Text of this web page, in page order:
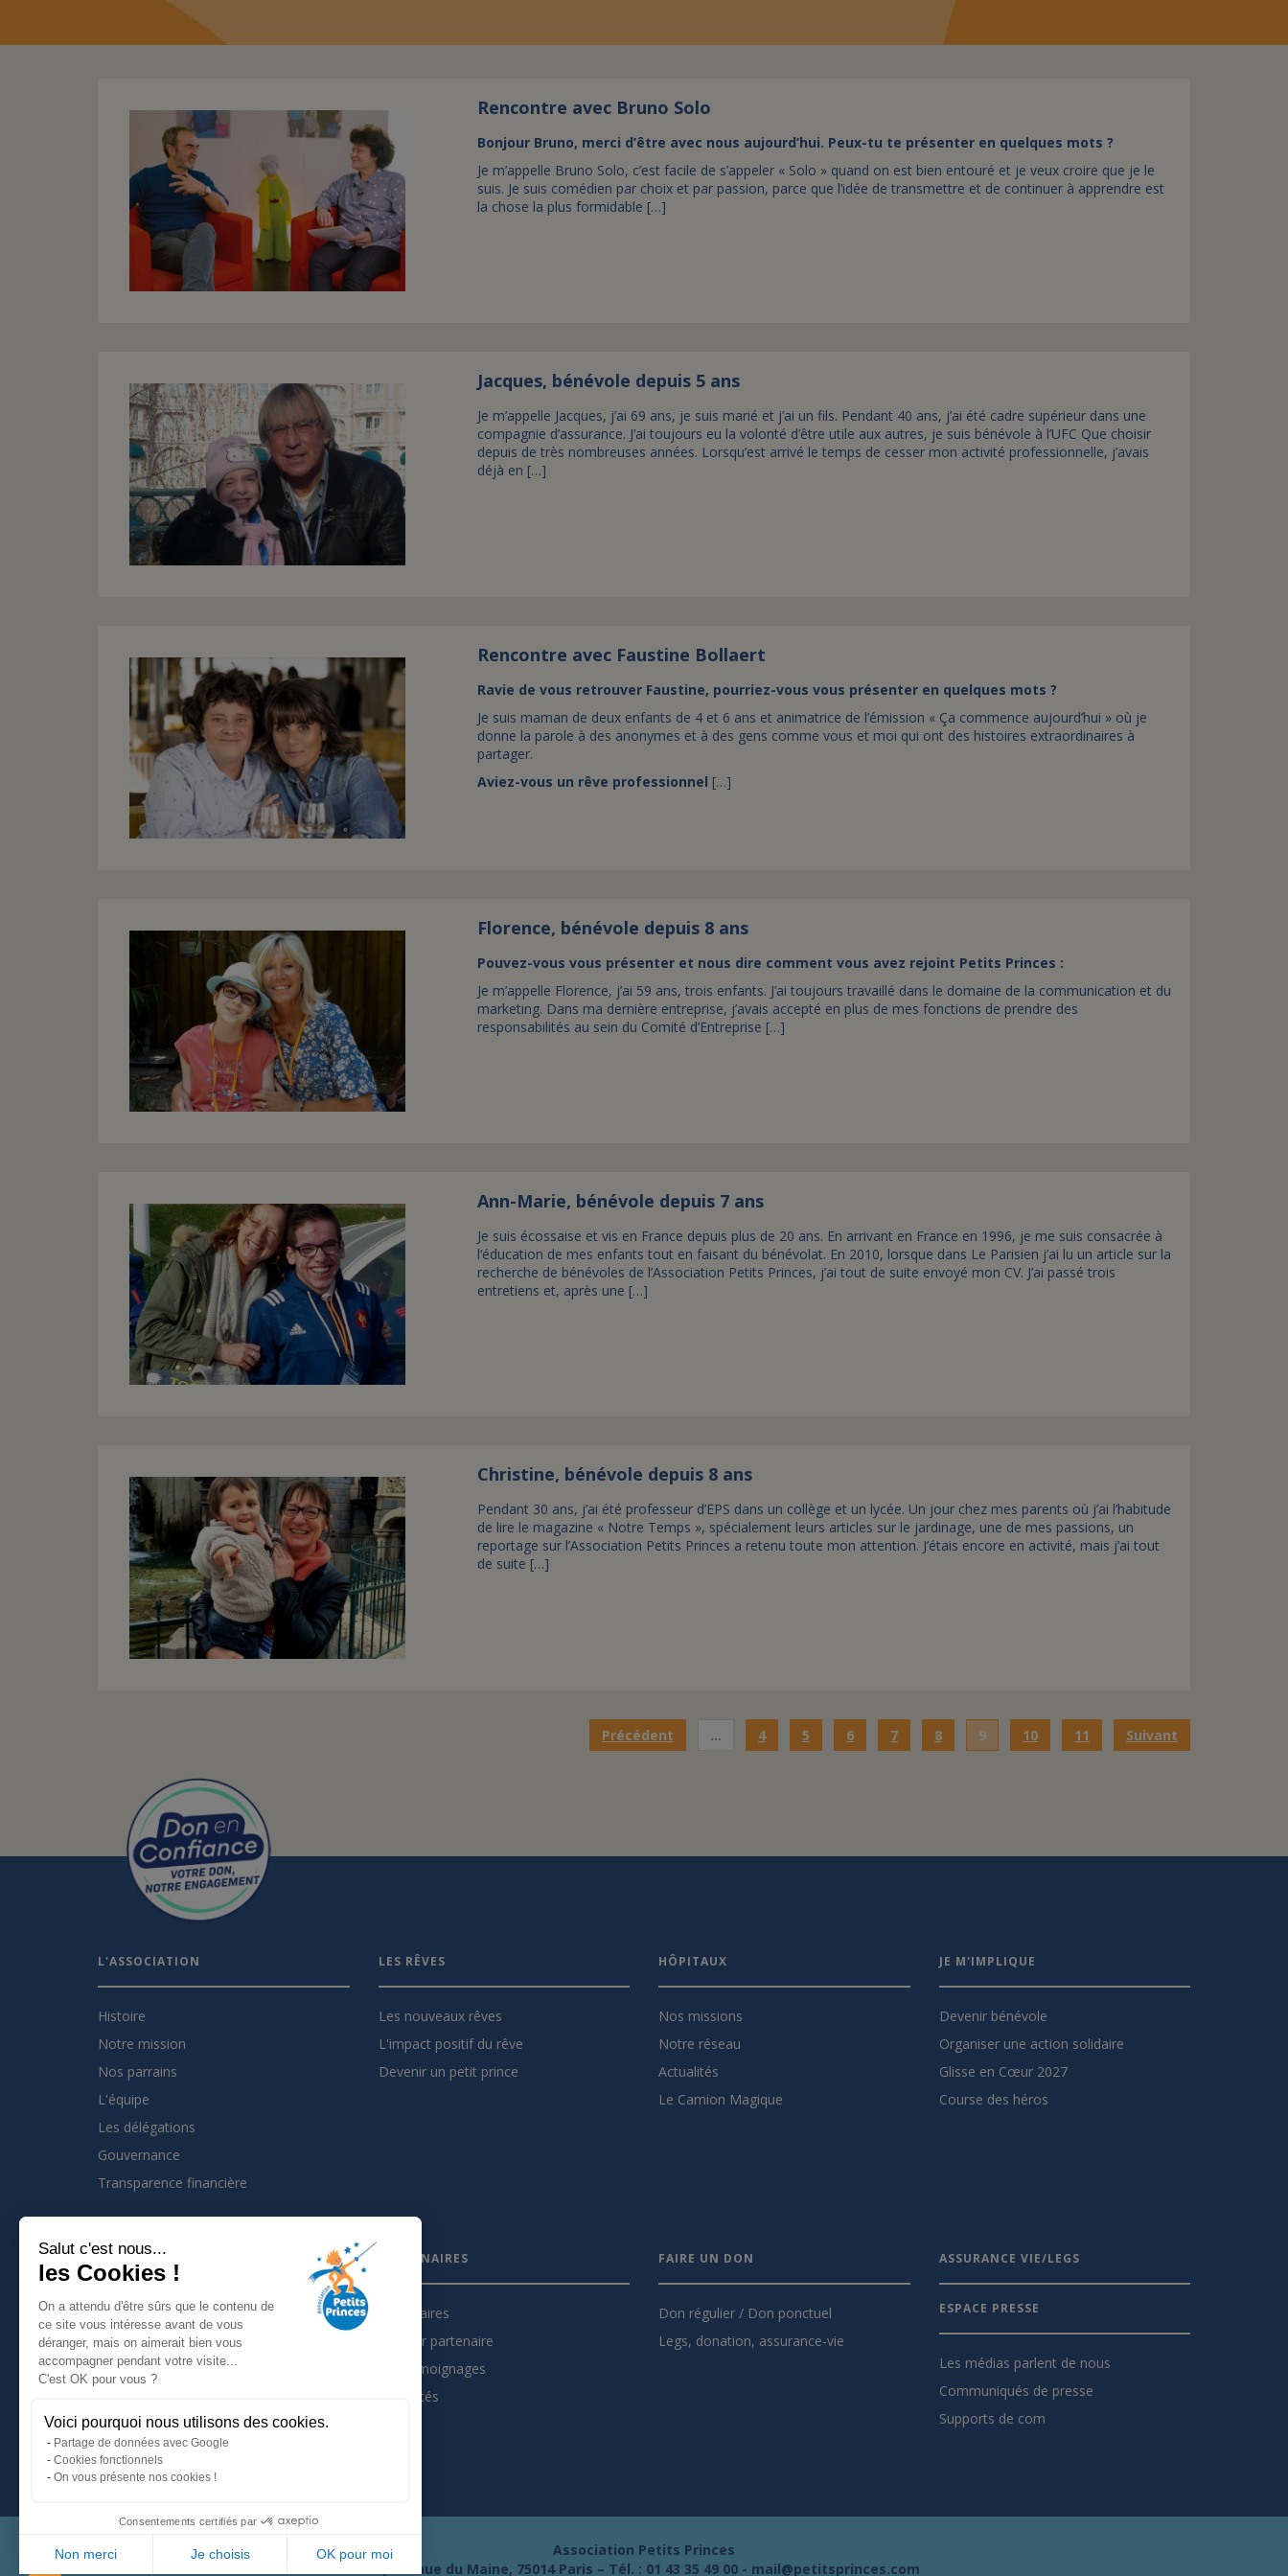
Salut c'est nous...
les Cookies !
On a attendu d'être sûrs que le contenu de
ce site vous intéresse avant de vous
déranger, mais on aimerait bien vous
accompagner pendant votre visite...
C'est OK pour vous ?
Voici pourquoi nous utilisons des cookies.
Partage de données avec Google
Cookies fonctionnels
On vous présente nos cookies !
Consentements certifiés par
Non merci Je choisis OK pour moi
Rencontre avec Bruno Solo
Bonjour Bruno, merci d’être avec nous aujourd’hui. Peux-tu te présenter en quelques mots ?
Je m’appelle Bruno Solo, c’est facile de s’appeler « Solo » quand on est bien entouré et je veux croire que je le
suis. Je suis comédien par choix et par passion, parce que l’idée de transmettre et de continuer à apprendre est
la chose la plus formidable […]
Jacques, bénévole depuis 5 ans
Je m’appelle Jacques, j’ai 69 ans, je suis marié et j’ai un fils. Pendant 40 ans, j’ai été cadre supérieur dans une
compagnie d’assurance. J’ai toujours eu la volonté d’être utile aux autres, je suis bénévole à l’UFC Que choisir
depuis de très nombreuses années. Lorsqu’est arrivé le temps de cesser mon activité professionnelle, j’avais
déjà en […]
Rencontre avec Faustine Bollaert
Ravie de vous retrouver Faustine, pourriez-vous vous présenter en quelques mots ?
Je suis maman de deux enfants de 4 et 6 ans et animatrice de l’émission « Ça commence aujourd’hui » où je
donne la parole à des anonymes et à des gens comme vous et moi qui ont des histoires extraordinaires à
partager.
Aviez-vous un rêve professionnel […]
Florence, bénévole depuis 8 ans
Pouvez-vous vous présenter et nous dire comment vous avez rejoint Petits Princes :
Je m’appelle Florence, j’ai 59 ans, trois enfants. J’ai toujours travaillé dans le domaine de la communication et du
marketing. Dans ma dernière entreprise, j’avais accepté en plus de mes fonctions de prendre des
responsabilités au sein du Comité d’Entreprise […]
Ann-Marie, bénévole depuis 7 ans
Je suis écossaise et vis en France depuis plus de 20 ans. En arrivant en France en 1996, je me suis consacrée à
l’éducation de mes enfants tout en faisant du bénévolat. En 2010, lorsque dans Le Parisien j’ai lu un article sur la
recherche de bénévoles de l’Association Petits Princes, j’ai tout de suite envoyé mon CV. J’ai passé trois
entretiens et, après une […]
Christine, bénévole depuis 8 ans
Pendant 30 ans, j’ai été professeur d’EPS dans un collège et un lycée. Un jour chez mes parents où j’ai l’habitude
de lire le magazine « Notre Temps », spécialement leurs articles sur le jardinage, une de mes passions, un
reportage sur l’Association Petits Princes a retenu toute mon attention. J’étais encore en activité, mais j’ai tout
de suite […]
Précédent … 4 5 6 7 8 9 10 11 Suivant
L'ASSOCIATION
Histoire
Notre mission
Nos parrains
L'équipe
Les délégations
Gouvernance
Transparence financière
LES RÊVES
Les nouveaux rêves
L'impact positif du rêve
Devenir un petit prince
HÔPITAUX
Nos missions
Notre réseau
Actualités
Le Camion Magique
JE M'IMPLIQUE
Devenir bénévole
Organiser une action solidaire
Glisse en Cœur 2027
Course des héros
INSCRIVEZ VOUS À LA NEWSLETTER
Je m'inscris à la newsletter
Suivez nous sur :
Mentions légales
Politique de confidentialité
PARTENAIRES
Partenaires
Devenir partenaire
Les témoignages
Actualités
FAIRE UN DON
Don régulier / Don ponctuel
Legs, donation, assurance-vie
ASSURANCE VIE/LEGS
ESPACE PRESSE
Les médias parlent de nous
Communiqués de presse
Supports de com
Association Petits Princes
66, avenue du Maine, 75014 Paris – Tél. : 01 43 35 49 00 - mail@petitsprinces.com